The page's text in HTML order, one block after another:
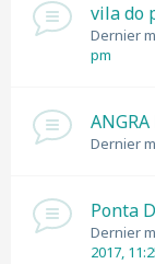
vila do
Dernier
pm
Dernier
Ponta
Dernier
2017,